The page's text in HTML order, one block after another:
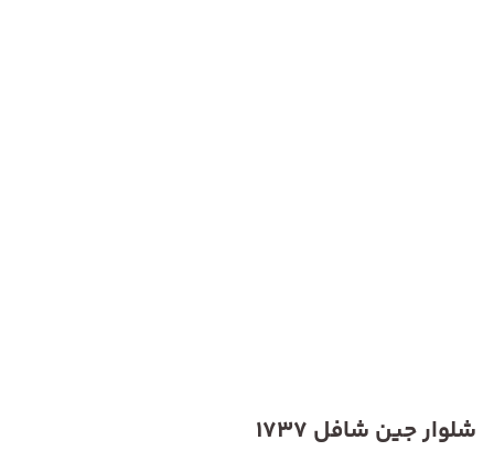
شلوار جین شافل 1737